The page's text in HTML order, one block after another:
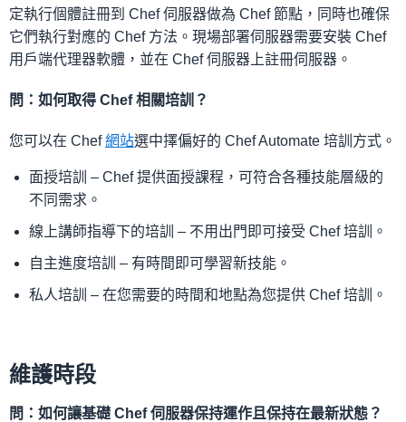
定執行個體註冊到 Chef 伺服器做為 Chef 節點，同時也確保
它們執行對應的 Chef 方法。現場部署伺服器需要安裝 Chef
用戶端代理器軟體，並在 Chef 伺服器上註冊伺服器。
問：如何取得 Chef 相關培訓？
您可以在 Chef網站選中擇偏好的 Chef Automate 培訓方式。
面授培訓 – Chef 提供面授課程，可符合各種技能層級的
不同需求。
線上講師指導下的培訓 – 不用出門即可接受 Chef 培訓。
自主進度培訓 – 有時間即可學習新技能。
私人培訓 – 在您需要的時間和地點為您提供 Chef 培訓。
維護時段
問：如何讓基礎 Chef 伺服器保持運作且保持在最新狀態？